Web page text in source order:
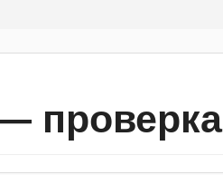
проверка